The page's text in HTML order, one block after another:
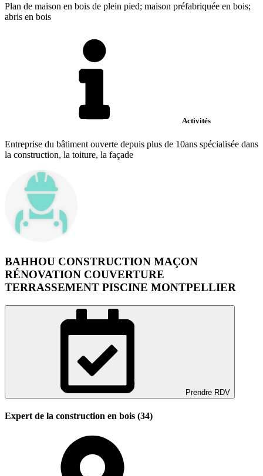
Plan de maison en bois de plein pied; maison préfabriquée en bois;
abris en bois
Activités
Entreprise du bâtiment ouverte depuis plus de 10ans spécialisée dans
la construction, la toiture, la façade
BAHHOU CONSTRUCTION MAÇON
RÉNOVATION COUVERTURE
TERRASSEMENT PISCINE MONTPELLIER
Prendre RDV
Expert de la construction en bois (34)